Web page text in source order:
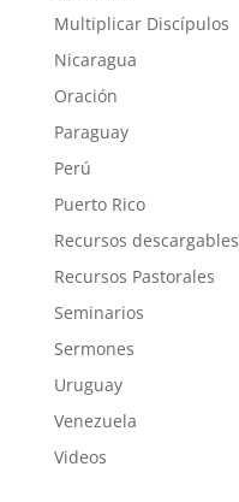
Multiplicar Discípulos
Nicaragua
Oración
Paraguay
Perú
Puerto Rico
Recursos descargables
Recursos Pastorales
Seminarios
Sermones
Uruguay
Venezuela
Videos